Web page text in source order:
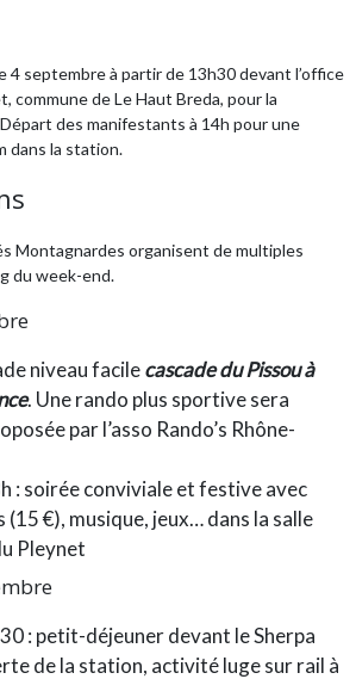
4 septembre à partir de 13h30 devant l’office
commune de Le Haut Breda, pour la
des manifestants à 14h pour une
dans la station.
Montagnardes organisent de multiples
du week-end.
niveau facilecascade du Pissou à
. Une rando plus sportive sera
par l’asso Rando’s Rhône-
: soirée conviviale et festive avec
€), musique, jeux… dans la salle
Pleynet
: petit-déjeuner devant le Sherpa
de la station, activité luge sur rail à